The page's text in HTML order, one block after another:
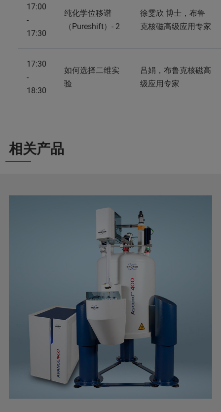
17:00
-
17:30
纯化学位移谱
（Pureshift）- 2
徐雯欣 博士，布鲁
克核磁高级应用专家
17:30
-
18:30
如何选择二维实
验
吕娟，布鲁克核磁高
级应用专家
相关产品